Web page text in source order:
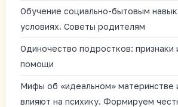
Обучение социально-бытовым
условиях. Советы родителям
Одиночество подростков: признаки
помощи
Мифы об «идеальном» материнстве
влияют на психику. Формируем